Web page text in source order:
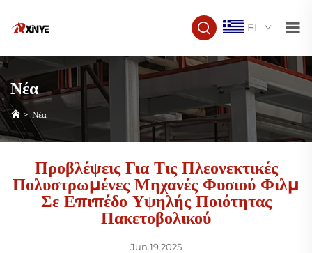
EL
Νέα
>Νέα
Προβλέψεις Για Τις Πλεονεκτικές
Πολυστρωμένες Μηχανές Φυσιού Φιλμ
Σε Επιπέδο Υψηλής Ποιότητας
Πακετοβολικού
Jun.19.2025